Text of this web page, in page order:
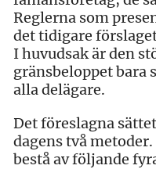
Reglerna som
det tidigare
I huvudsak är den
gränsbeloppet bara
alla delägare.
Det föreslagna
dagens två
bestå av följande